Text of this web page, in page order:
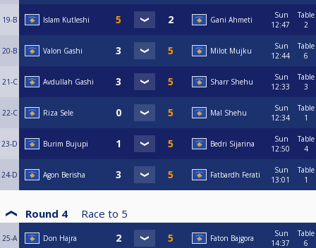
19-B Islam Kutleshi Gani Ahmeti
Sun
12:47
Table
2
20-B Valon Gashi Milot Mujku
Sun
12:44
Table
6
21-C Avdullah Gashi Sharr Shehu
Sun
12:33
Table
3
22-C Riza Sele Mal Shehu
Sun
12:34
Table
1
23-D Burim Bujupi Bedri Sijarina
Sun
12:50
Table
4
24-D Agon Berisha Fatbardh Ferati
Sun
13:01
Table
1
Round 4 Race to 5
25-A Don Hajra Faton Bajgora
Sun
14:37
Table
6